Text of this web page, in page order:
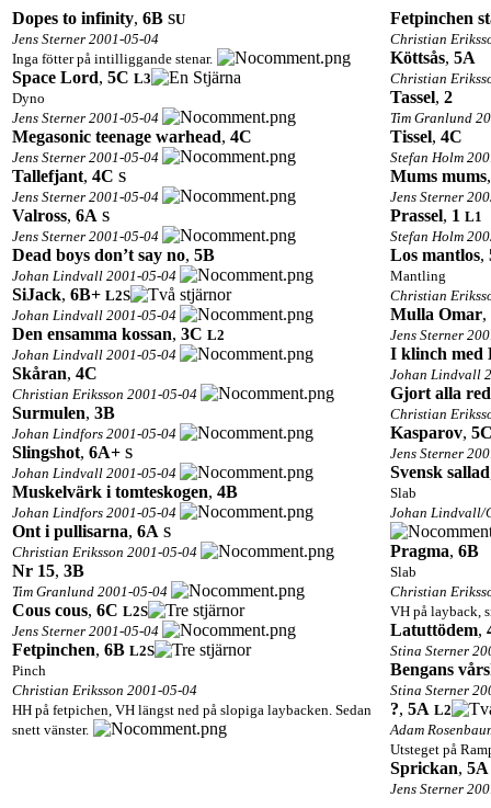
Dopes to infinity, 6B SU
Jens Sterner 2001-05-04
Inga fötter på intilliggande stenar.
Space Lord, 5C L3
Dyno
Jens Sterner 2001-05-04
Megasonic teenage warhead, 4C
Jens Sterner 2001-05-04
Tallefjant, 4C S
Jens Sterner 2001-05-04
Valross, 6A S
Jens Sterner 2001-05-04
Dead boys don’t say no, 5B
Johan Lindvall 2001-05-04
SiJack, 6B+ L2S
Johan Lindvall 2001-05-04
Den ensamma kossan, 3C L2
Johan Lindvall 2001-05-04
Skåran, 4C
Christian Eriksson 2001-05-04
Surmulen, 3B
Johan Lindfors 2001-05-04
Slingshot, 6A+ S
Johan Lindvall 2001-05-04
Muskelvärk i tomteskogen, 4B
Johan Lindfors 2001-05-04
Ont i pullisarna, 6A S
Christian Eriksson 2001-05-04
Nr 15, 3B
Tim Granlund 2001-05-04
Cous cous, 6C L2S
Jens Sterner 2001-05-04
Fetpinchen, 6B L2S
Pinch
Christian Eriksson 2001-05-04
HH på fetpichen, VH längst ned på slopiga laybacken. Sedan
snett vänster.
Fetpinchen
Christian
Köttsås, 5A
Christian
Tassel, 2
Tim Granlund
Tissel, 4C
Stefan Holm
Mums mums
Jens Sterner
Prassel, 1 L1
Stefan Holm
Los mantlos,
Mantling
Christian
Mulla Omar,
Jens Sterner
I klinch med
Johan Lindvall
Gjort alla
Christian
Kasparov,
Jens Sterner
Svensk sallad
Slab
Johan Lindvall/
Pragma, 6B
Slab
Christian
VH på layback,
Latuttödem,
Stina Sterner
Bengans
Stina Sterner
?, 5A L2
Adam
Utsteget på
Sprickan, 5A
Jens Sterner